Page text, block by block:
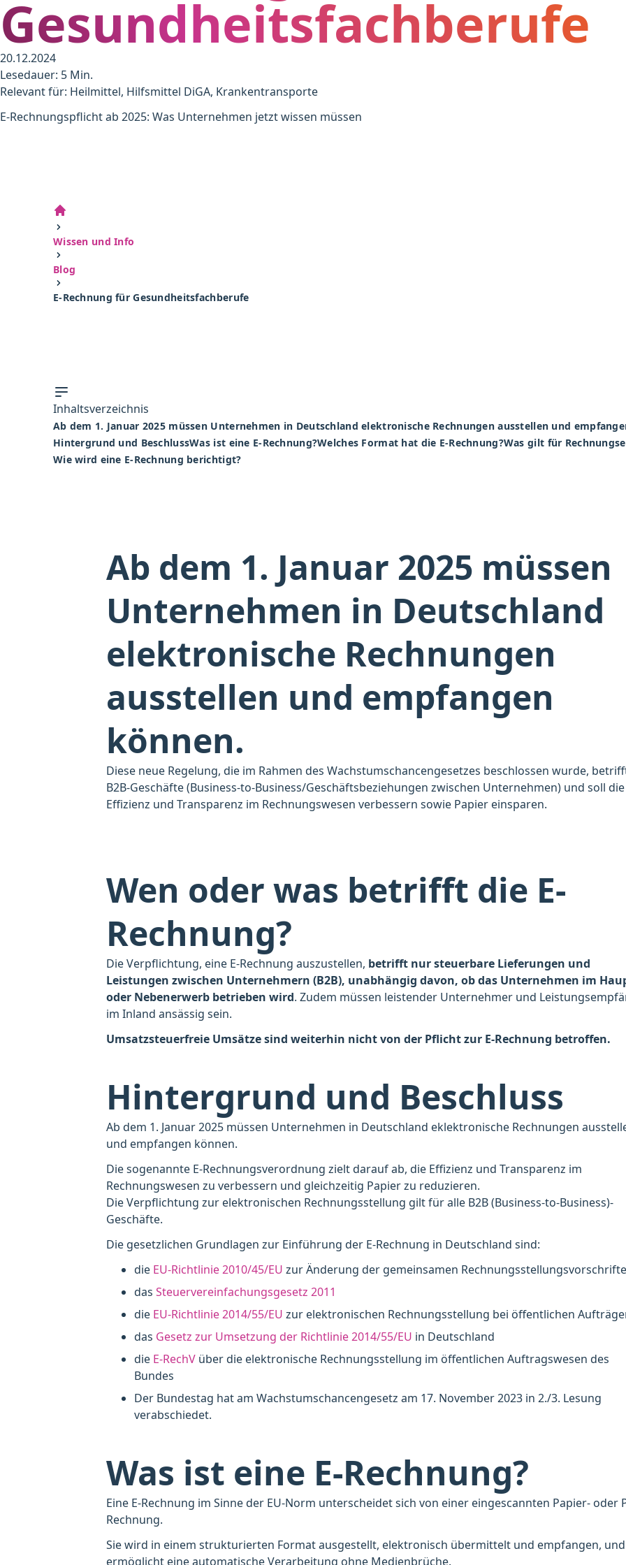
Gesundheitsfachberufe
20.12.2024
Lesedauer: 5 Min.
Relevant für: Heilmittel, Hilfsmittel DiGA, Krankentransporte
E-Rechnungspflicht ab 2025: Was Unternehmen jetzt wissen müssen
Wissen und Info
Blog
E-Rechnung für Gesundheitsfachberufe
Inhaltsverzeichnis
Ab dem 1. Januar 2025 müssen Unternehmen in Deutschland elektronische Rechnungen ausstellen und
Hintergrund und BeschlussWas ist eine E-Rechnung?Welches Format hat die E-Rechnung?Was gilt für
Wie wird eine E-Rechnung berichtigt?
Ab dem 1. Januar 2025 müssen
Unternehmen in Deutschland
elektronische Rechnungen
ausstellen und empfangen
können.
Diese neue Regelung, die im Rahmen des Wachstumschancengesetzes beschlossen wurde,
B2B-Geschäfte (Business-to-Business/Geschäftsbeziehungen zwischen Unternehmen) und soll die
Effizienz und Transparenz im Rechnungswesen verbessern sowie Papier einsparen.
Wen oder was betrifft die E-
Rechnung?
Die Verpflichtung, eine E-Rechnung auszustellen, betrifft nur steuerbare Lieferungen und
Leistungen zwischen Unternehmern (B2B), unabhängig davon, ob das Unternehmen im
oder Nebenerwerb betrieben wird. Zudem müssen leistender Unternehmer und
im Inland ansässig sein.
Umsatzsteuerfreie Umsätze sind weiterhin nicht von der Pflicht zur E-Rechnung betroffen.
Hintergrund und Beschluss
Ab dem 1. Januar 2025 müssen Unternehmen in Deutschland eklektronische Rechnungen
und empfangen können.
Die sogenannte E-Rechnungsverordnung zielt darauf ab, die Effizienz und Transparenz im
Rechnungswesen zu verbessern und gleichzeitig Papier zu reduzieren.
Die Verpflichtung zur elektronischen Rechnungsstellung gilt für alle B2B (Business-to-Business)-
Geschäfte.
Die gesetzlichen Grundlagen zur Einführung der E‑Rechnung in Deutschland sind:
die EU-Richtlinie 2010/45/EU zur Änderung der gemeinsamen
das Steuervereinfachungsgesetz 2011
die EU-Richtlinie 2014/55/EU zur elektronischen Rechnungsstellung bei öffentlichen
das Gesetz zur Umsetzung der Richtlinie 2014/55/EU in Deutschland
die E-RechV über die elektronische Rechnungsstellung im öffentlichen Auftragswesen des
Bundes
Der Bundestag hat am Wachstumschancengesetz am 17. November 2023 in 2./3. Lesung
verabschiedet.
Was ist eine E-Rechnung?
Eine E-Rechnung im Sinne der EU-Norm unterscheidet sich von einer eingescannten Papier- oder
Rechnung.
Sie wird in einem strukturierten Format ausgestellt, elektronisch übermittelt und empfangen, und
ermöglicht eine automatische Verarbeitung ohne Medienbrüche.